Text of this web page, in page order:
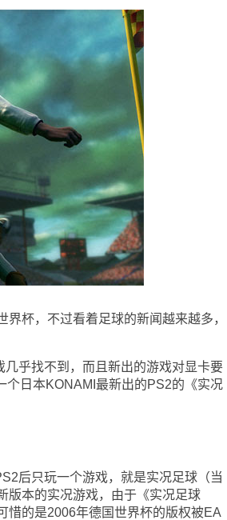
杯，不过看着足球的新闻越来越多，
乎找不到，而且新出的游戏对显卡要
个日本KONAMI最新出的PS2的《实况
后只玩一个游戏，就是实况足球（当
版本的实况游戏，由于《实况足球
惜的是2006年德国世界杯的版权被EA